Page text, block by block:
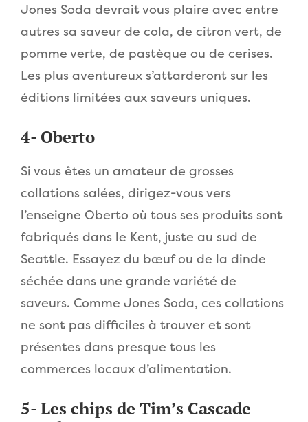
Jones Soda devrait vous plaire avec entre
autres sa saveur de cola, de citron vert, de
pomme verte, de pastèque ou de cerises.
Les plus aventureux s’attarderont sur les
éditions limitées aux saveurs uniques.
4- Oberto
Si vous êtes un amateur de grosses
collations salées, dirigez-vous vers
l’enseigne Oberto où tous ses produits sont
fabriqués dans le Kent, juste au sud de
Seattle. Essayez du bœuf ou de la dinde
séchée dans une grande variété de
saveurs. Comme Jones Soda, ces collations
ne sont pas difficiles à trouver et sont
présentes dans presque tous les
commerces locaux d’alimentation.
5- Les chips de Tim’s Cascade